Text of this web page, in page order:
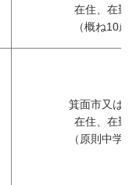
在住、在
（概ね10
箕面市又は
在住、在
（原則中学